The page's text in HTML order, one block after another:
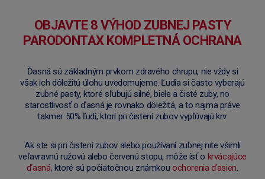
OBJAVTE 8 VÝHOD ZUBNEJ PASTY
PARODONTAX KOMPLETNÁ OCHRANA
Ďasná sú základným prvkom zdravého chrupu, nie vždy si
však ich dôležitú úlohu uvedomujeme. Ľudia si často vyberajú
zubné pasty, ktoré sľubujú silné, biele a čisté zuby, no
starostlivosť o ďasná je rovnako dôležitá, a to najmä práve
takmer 50% ľudí, ktorí pri čistení zubov vypľúvajú krv.
Ak ste si pri čistení zubov alebo používaní zubnej nite všimli
veľavravnú ružovú alebo červenú stopu, môže ísť o krvácajúce
ďasná, ktoré sú počiatočnou známkou ochorenia ďasien.